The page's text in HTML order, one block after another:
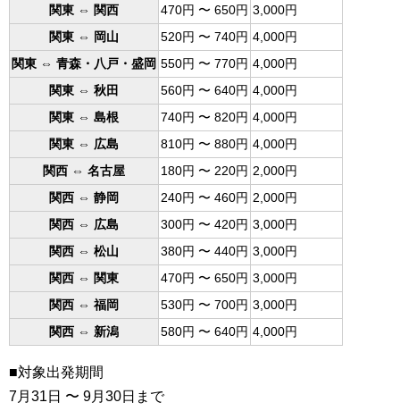
関東 ⇔ 関西
470円 〜 650円 3,000円
関東 ⇔ 岡山
520円 〜 740円 4,000円
関東 ⇔ 青森・八戸・盛岡 550円 〜 770円 4,000円
関東 ⇔ 秋田
560円 〜 640円 4,000円
関東 ⇔ 島根
740円 〜 820円 4,000円
関東 ⇔ 広島
810円 〜 880円 4,000円
関西 ⇔ 名古屋
180円 〜 220円 2,000円
関西 ⇔ 静岡
240円 〜 460円 2,000円
関西 ⇔ 広島
300円 〜 420円 3,000円
関西 ⇔ 松山
380円 〜 440円 3,000円
関西 ⇔ 関東
470円 〜 650円 3,000円
関西 ⇔ 福岡
530円 〜 700円 3,000円
関西 ⇔ 新潟
580円 〜 640円 4,000円
■対象出発期間
7月31日 〜 9月30日まで